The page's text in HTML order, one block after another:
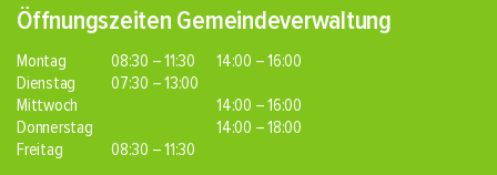
Öffnungszeiten Gemeindeverwaltung
Montag 08:30 – 11:30
14:00 – 16:00
Dienstag
07:30 – 13:00
Mittwoch
14:00 – 16:00
Donnerstag
14:00 – 18:00
Freitag
08:30 – 11:30